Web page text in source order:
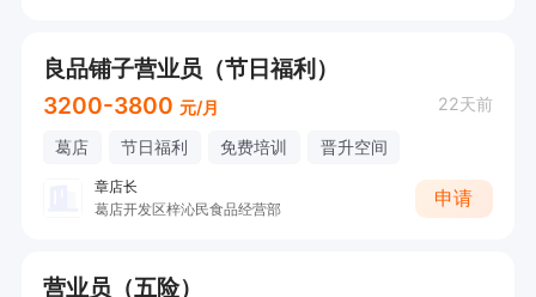
良品铺子营业员（节日福利）
3200-3800 元/月 22天前
葛店 节日福利 免费培训 晋升空间
章店长
葛店开发区梓沁民食品经营部
申请
营业员（五险）